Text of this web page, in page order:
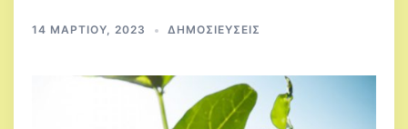
14 ΜΑΡΤΊΟΥ, 2023 ΔΗΜΟΣΙΕΎΣΕΙΣ